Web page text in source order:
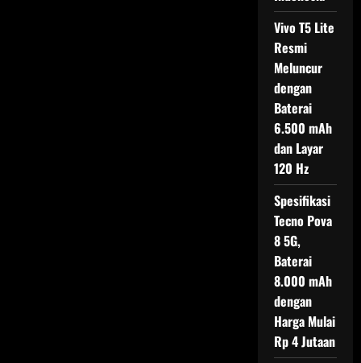
Vivo T5 Lite
Resmi
Meluncur
dengan
Baterai
6.500 mAh
dan Layar
120 Hz
Spesifikasi
Tecno Pova
8 5G,
Baterai
8.000 mAh
dengan
Harga Mulai
Rp 4 Jutaan